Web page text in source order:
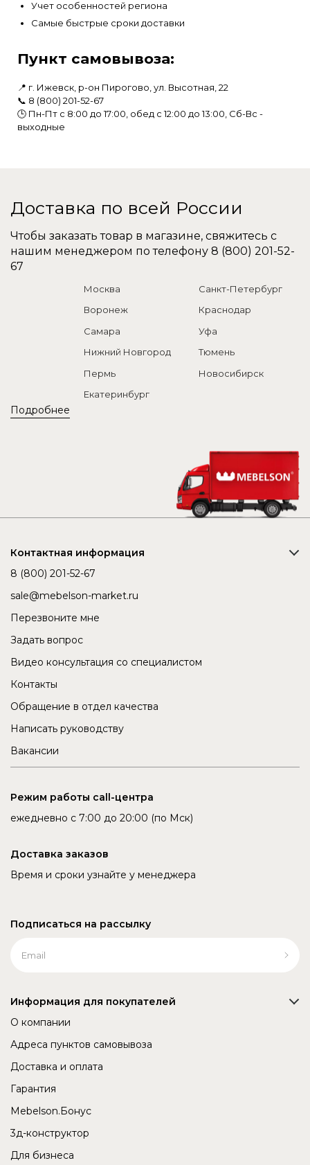
Учет особенностей региона
Самые быстрые сроки доставки
Пункт самовывоза:
📍 г. Ижевск, р-он Пирогово, ул. Высотная, 22
📞 8 (800) 201-52-67
🕒 Пн-Пт с 8:00 до 17:00, обед с 12:00 до 13:00, Сб-Вс -
выходные
Доставка по всей России
Чтобы заказать товар в магазине, свяжитесь с
нашим менеджером по телефону 8 (800) 201-52-
67
Подробнее
Москва
Санкт-Петербург
Воронеж
Краснодар
Самара
Уфа
Нижний Новгород
Тюмень
Пермь
Новосибирск
Екатеринбург
Контактная информация
8 (800) 201-52-67
sale@mebelson-market.ru
Перезвоните мне
Задать вопрос
Видео консультация со специалистом
Контакты
Обращение в отдел качества
Написать руководству
Вакансии
Режим работы call-центра
ежедневно с 7:00 до 20:00 (по Мск)
Доставка заказов
Время и сроки узнайте у менеджера
Подписаться на рассылку
Информация для покупателей
О компании
Адреса пунктов самовывоза
Доставка и оплата
Гарантия
Mebelson.Бонус
3д-конструктор
Для бизнеса